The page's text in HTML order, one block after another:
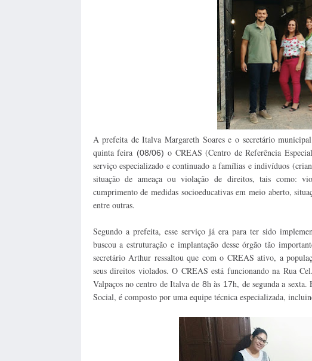
A prefeita de Italva Margareth Soares e o secretário
quinta feira (08/06) o CREAS (Centro de Referência
serviço especializado e continuado a famílias e indivíduos
situação de ameaça ou violação de direitos, tais como:
cumprimento de medidas socioeducativas em meio aberto,
entre outras.
Segundo a prefeita, esse serviço já era para ter sido
buscou a estruturação e implantação desse órgão tão
secretário Arthur ressaltou que com o CREAS ativo, a
seus direitos violados. O CREAS está funcionando na Rua
Valpaços no centro de Italva de 8h às 17h, de segunda a
Social, é composto por uma equipe técnica especializada,